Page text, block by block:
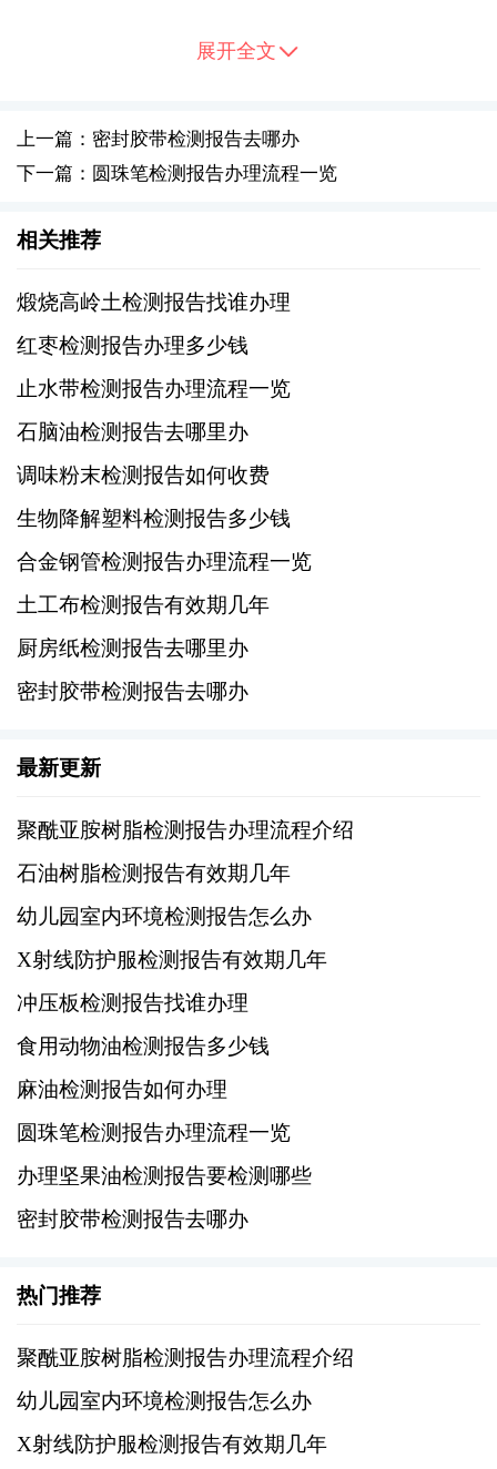
酸价（Acid Value, AV）：表示油脂中游离脂
估油脂的氧化程度，过高的值表明油已经过度
氧化，可能会产生有害物质。
2、碘值
着油脂含有较多不饱和脂肪酸，容易发生氧
化。
皂化值反映油脂的平均分子量，是评价油品质
量的一个重要参数，可以通过它来判断油脂的
4、熔点
不同种类的坚果油在特定温度下的熔点是不同
的。熔点测定有助于鉴定油脂的种类和纯度。
5、比重
比重是油脂密度与纯水密度的比值，可以帮助
鉴别油脂的品质和类型。
三、微生物指标
1、菌落总数
检测单位体积内所有细菌的数量，以确保油脂
2、大肠菌群
包括大肠埃希氏菌等，这些菌群的存在可能表
明油脂受到粪便污染，存在食品安全风险。
3、真菌和酵母
展开全文
上一篇：密封胶带检测报告去哪办
下一篇：圆珠笔检测报告办理流程一览
相关推荐
煅烧高岭土检测报告找谁办理
红枣检测报告办理多少钱
止水带检测报告办理流程一览
石脑油检测报告去哪里办
调味粉末检测报告如何收费
生物降解塑料检测报告多少钱
合金钢管检测报告办理流程一览
土工布检测报告有效期几年
厨房纸检测报告去哪里办
密封胶带检测报告去哪办
最新更新
聚酰亚胺树脂检测报告办理流程介绍
石油树脂检测报告有效期几年
幼儿园室内环境检测报告怎么办
X射线防护服检测报告有效期几年
冲压板检测报告找谁办理
食用动物油检测报告多少钱
麻油检测报告如何办理
圆珠笔检测报告办理流程一览
办理坚果油检测报告要检测哪些
密封胶带检测报告去哪办
热门推荐
聚酰亚胺树脂检测报告办理流程介绍
幼儿园室内环境检测报告怎么办
X射线防护服检测报告有效期几年